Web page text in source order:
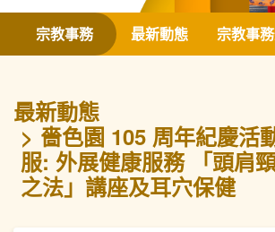
聯絡我們
宗教事務 最新動態 宗教事
最新動態
嗇色園 105 周年紀慶活
服: 外展健康服務 「頭肩
之法」講座及耳穴保健